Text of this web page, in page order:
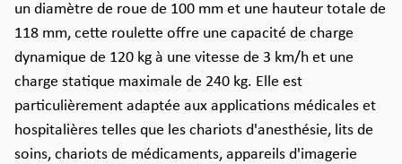
un diamètre de roue de 100 mm et une hauteur totale de
118 mm, cette roulette offre une capacité de charge
dynamique de 120 kg à une vitesse de 3 km/h et une
charge statique maximale de 240 kg. Elle est
particulièrement adaptée aux applications médicales et
hospitalières telles que les chariots d'anesthésie, lits de
soins, chariots de médicaments, appareils d'imagerie